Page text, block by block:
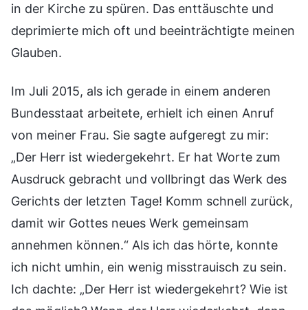
in der Kirche zu spüren. Das enttäuschte und
deprimierte mich oft und beeinträchtigte meinen
Glauben.
Im Juli 2015, als ich gerade in einem anderen
Bundesstaat arbeitete, erhielt ich einen Anruf
von meiner Frau. Sie sagte aufgeregt zu mir:
„Der Herr ist wiedergekehrt. Er hat Worte zum
Ausdruck gebracht und vollbringt das Werk des
Gerichts der letzten Tage! Komm schnell zurück,
damit wir Gottes neues Werk gemeinsam
annehmen können.“ Als ich das hörte, konnte
ich nicht umhin, ein wenig misstrauisch zu sein.
Ich dachte: „Der Herr ist wiedergekehrt? Wie ist